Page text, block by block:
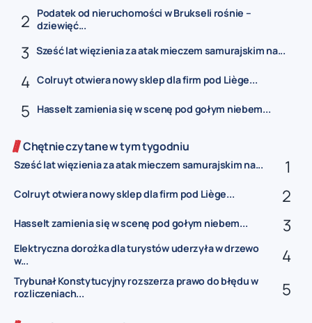
Podatek od nieruchomości w Brukseli rośnie –
dziewięć...
Sześć lat więzienia za atak mieczem samurajskim na...
Colruyt otwiera nowy sklep dla firm pod Liège...
Hasselt zamienia się w scenę pod gołym niebem...
Chętnie czytane w tym tygodniu
Sześć lat więzienia za atak mieczem samurajskim na...
Colruyt otwiera nowy sklep dla firm pod Liège...
Hasselt zamienia się w scenę pod gołym niebem...
Elektryczna dorożka dla turystów uderzyła w drzewo
w...
Trybunał Konstytucyjny rozszerza prawo do błędu w
rozliczeniach...